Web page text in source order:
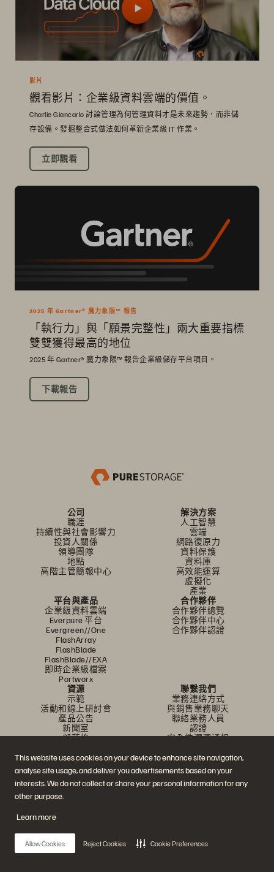
This website uses cookies on your device to enhance site navigation,
analyse site usage, and deliver you advertisements based on your
interests. We do not collect or share your personal information for any
other purpose.
Learn more
Allow Cookies Reject Cookies Cookie Preferences
影片
觀看影片：企業級資料雲端的價值。
Charlie Giancarlo 討論管理為何管理資料才是未來趨勢，而非儲
存設備。發掘整合式做法如何革新企業級 IT 作業。
立即觀看
2025 年 Gartner® 魔力象限™ 報告
「執行力」與「願景完整性」兩大重要指標
雙雙獲得最高的地位
2025 年 Gartner® 魔力象限™ 報告企業級儲存平台項目。
下載報告
公司
職涯
持續性與社會影響力
投資人關係
領導團隊
地點
高階主管簡報中心
解決方案
人工智慧
雲端
網路復原力
資料保護
資料庫
高效能運算
虛擬化
產業
平台與產品
企業級資料雲端
Everpure 平台
Evergreen//One
FlashArray
FlashBlade
FlashBlade//EXA
即時企業級檔案
Portworx
合作夥伴
合作夥伴總覽
合作夥伴中心
合作夥伴認證
資源
示範
活動和線上研討會
產品公告
新聞室
部落格
客戶社群
知識文章
聯繫我們
業務連絡方式
與銷售業務聊天
聯絡業務人員
認證
安全性漏洞通報